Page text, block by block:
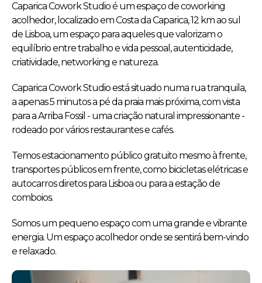
Caparica Cowork Studio é um espaço de coworking
acolhedor, localizado em Costa da Caparica, 12 km ao sul
de Lisboa, um espaço para aqueles que valorizam o
equilíbrio entre trabalho e vida pessoal, autenticidade,
criatividade, networking e natureza.
Caparica Cowork Studio está situado numa rua tranquila,
a apenas 5 minutos a pé da praia mais próxima, com vista
para a Arriba Fossil - uma criação natural impressionante -
rodeado por vários restaurantes e cafés.
Temos estacionamento público gratuito mesmo à frente,
transportes públicos em frente, como bicicletas elétricas e
autocarros diretos para Lisboa ou para a estação de
comboios.
Somos um pequeno espaço com uma grande e vibrante
energia. Um espaço acolhedor onde se sentirá bem-vindo
e relaxado.